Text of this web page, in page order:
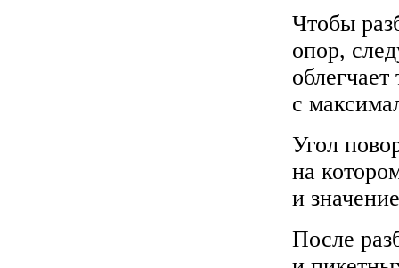
Чтобы
опор,
с
Угол
на
и
После